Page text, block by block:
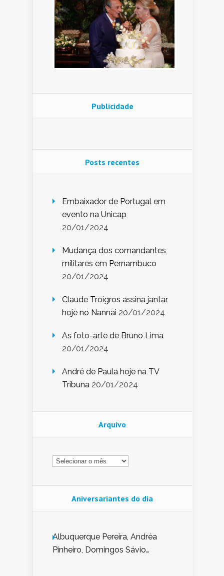
Publicidade
Posts recentes
Embaixador de Portugal em
evento na Unicap
20/01/2024
Mudança dos comandantes
militares em Pernambuco
20/01/2024
Claude Troigros assina jantar
hoje no Nannai 20/01/2024
As foto-arte de Bruno Lima
20/01/2024
André de Paula hoje na TV
Tribuna 20/01/2024
Arquivo
Arquivo
Aniversariantes do dia
Albuquerque Pereira, Andréa
Pinheiro, Domingos Sávio